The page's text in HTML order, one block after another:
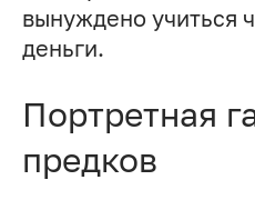
вынуждено учиться
деньги.
Портретная
предков